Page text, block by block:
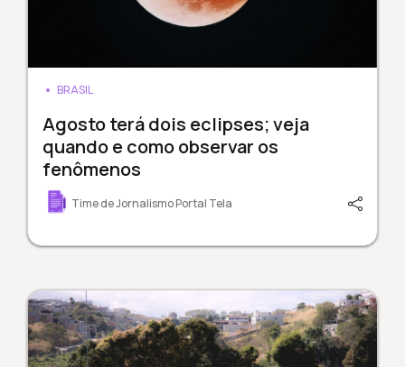
BRASIL
Agosto terá dois eclipses; veja
quando e como observar os
fenômenos
Time de Jornalismo Portal Tela